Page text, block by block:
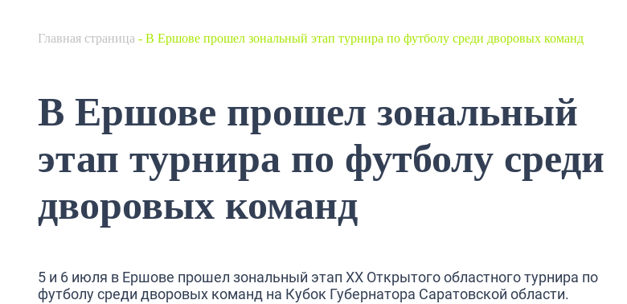
Главная страница - В Ершове прошел зональный этап турнира по футболу среди дворовых команд
В Ершове прошел зональный
этап турнира по футболу среди
дворовых команд
5 и 6 июля в Ершове прошел зональный этап XX Открытого областного турнира по
футболу среди дворовых команд на Кубок Губернатора Саратовской области.